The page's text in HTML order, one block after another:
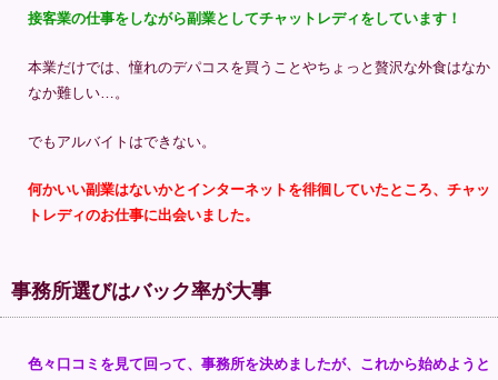
接客業の仕事をしながら副業としてチャットレディをしています！
本業だけでは、憧れのデパコスを買うことやちょっと贅沢な外食はなか
なか難しい…。
でもアルバイトはできない。
何かいい副業はないかとインターネットを徘徊していたところ、チャッ
トレディのお仕事に出会いました。
事務所選びはバック率が大事
色々口コミを見て回って、事務所を決めましたが、これから始めようと